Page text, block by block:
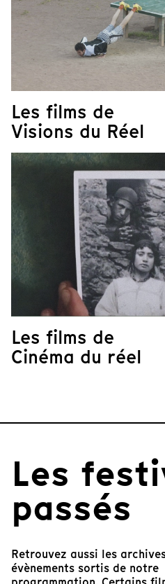
Les films de
Visions du Réel
Les films de
Cinéma du réel
Les
passés
Retrouvez aussi les
évènements sortis de notre